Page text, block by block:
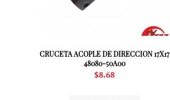
CRUCETA ACOPLE DE DIRECCION 17X17
48080-50A00
$8.68